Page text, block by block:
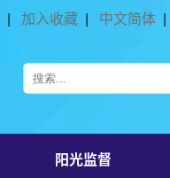
| 加入收藏 | 中文简体 |
阳光监督